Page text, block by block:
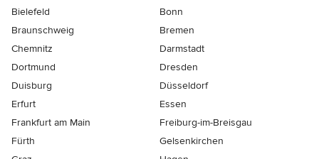
Bielefeld
Bonn
Braunschweig
Bremen
Chemnitz
Darmstadt
Dortmund
Dresden
Duisburg
Düsseldorf
Erfurt
Essen
Frankfurt am Main
Freiburg-im-Breisgau
Fürth
Gelsenkirchen